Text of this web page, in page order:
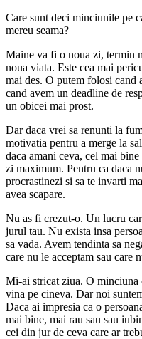
Care sunt deci minciunile pe
mereu seama?
Maine va fi o noua zi, termin
noua viata. Este cea mai
mai des. O putem folosi cand
cand avem un deadline de
un obicei mai prost.
Dar daca vrei sa renunti la
motivatia pentru a merge la
daca amani ceva, cel mai
zi maximum. Pentru ca daca
procrastinezi si sa te invarti
avea scapare.
Nu as fi crezut-o. Un lucru
jurul tau. Nu exista insa
sa vada. Avem tendinta sa
care nu le acceptam sau care
Mi-ai stricat ziua. O minciuna
vina pe cineva. Dar noi
Daca ai impresia ca o
mai bine, mai rau sau sau
cei din jur de ceva care ar